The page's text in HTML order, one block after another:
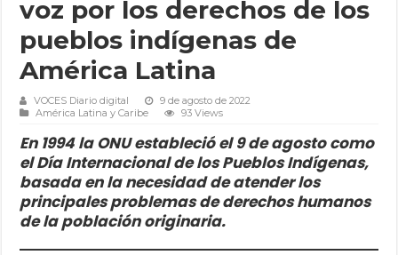
voz por los derechos de los
pueblos indígenas de
América Latina
VOCES Diario digital
9 de agosto de 2022
América Latina y Caribe
93 Views
En 1994 la ONU estableció el 9 de agosto como
el Día Internacional de los Pueblos Indígenas,
basada en la necesidad de atender los
principales problemas de derechos humanos
de la población originaria.